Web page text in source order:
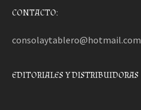
CONTACTO:
consolaytablero@hotmail.com
EDITORIALES Y DISTRIBUIDORAS